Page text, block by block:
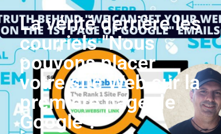
La vérité derrière les
courriels "Nous
pouvons placer
votre site Web sur la
première page de
Google".